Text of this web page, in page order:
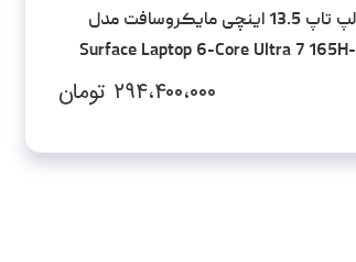
لپ تاپ 13.5 اینچی مایکروسافت مدل
Surface Laptop 6-Core Ultra 7 165H-
16GB LPDDR5x-256SSD-Touch
۲۹۴،۴۰۰،۰۰۰ تومان